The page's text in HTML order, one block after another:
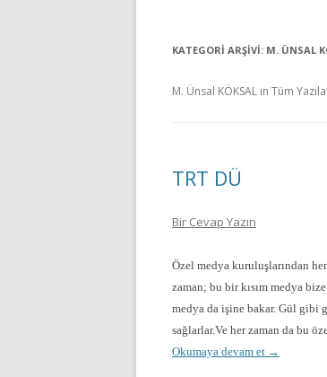
KATEGORI ARŞIVI: M. ÜNSAL
M. Ünsal KÖKSAL ın Tüm
TRT DÜ
Bir Cevap Yazın
Özel medya kuruluşlarından
zaman; bu bir kısım medya
medya da işine bakar. Gül gibi
sağlarlar.Ve her zaman da bu
Okumaya devam et →